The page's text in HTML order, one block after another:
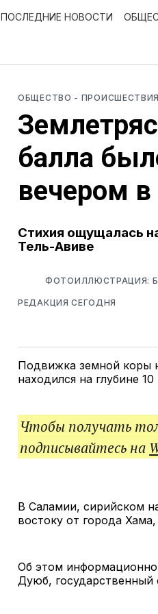
ПОСЛЕДНИЕ НОВОСТИ
ОБЩЕСТВО - ПРОИСШЕСТВИЯ
балла
вечером
Стихия ощущалась
Тель-Авиве
ФОТОИЛЛЮСТРАЦИЯ:
РЕДАКЦИЯ СЕГОДНЯ
Подвижка земной коры
находился на глубине
Чтобы получать
подписывайтесь на
В Саламии, сирийском
востоку от города
Об этом
Дуюб, государственный